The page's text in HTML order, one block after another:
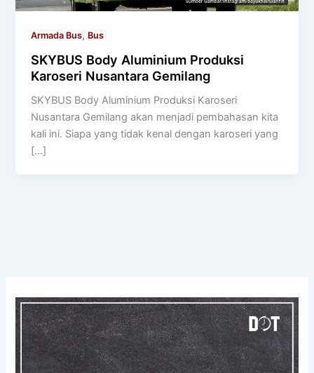
Armada Bus, Bus
SKYBUS Body Aluminium Produksi
Karoseri Nusantara Gemilang
SKYBUS Body Aluminium Produksi Karoseri
Nusantara Gemilang akan menjadi pembahasan kita
kali ini. Siapa yang tidak kenal dengan karoseri yang
[…]